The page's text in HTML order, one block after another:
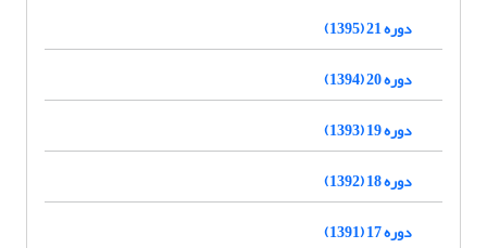
دوره 21 (1395)
دوره 20 (1394)
دوره 19 (1393)
دوره 18 (1392)
دوره 17 (1391)